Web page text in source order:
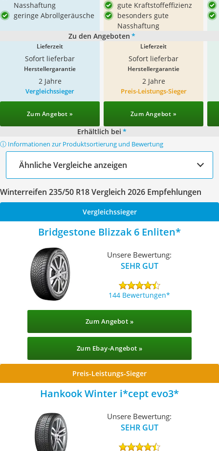
Nasshaftung
geringe Abrollgeräusche
gute Kraftstoffeffizienz
besonders gute
Nasshaftung
Zu den Angeboten *
Lieferzeit
Sofort lieferbar
Lieferzeit
Sofort lieferbar
Herstellergarantie
2 Jahre
Herstellergarantie
2 Jahre
Vergleichssieger
Zum Angebot »
Preis-Leistungs-Sieger
Zum Angebot »
Erhältlich bei *
ⓘ Informationen zur Produktsortierung und Bewertung
Ähnliche Vergleiche anzeigen
Winterreifen 235/50 R18 Vergleich 2026 Empfehlungen
Vergleichssieger
Bridgestone Blizzak 6 Enliten
Unsere Bewertung:
SEHR GUT
144 Bewertungen
Zum Angebot »
Zum Ebay-Angebot »
Preis-Leistungs-Sieger
Hankook Winter i*cept evo3
Unsere Bewertung:
SEHR GUT